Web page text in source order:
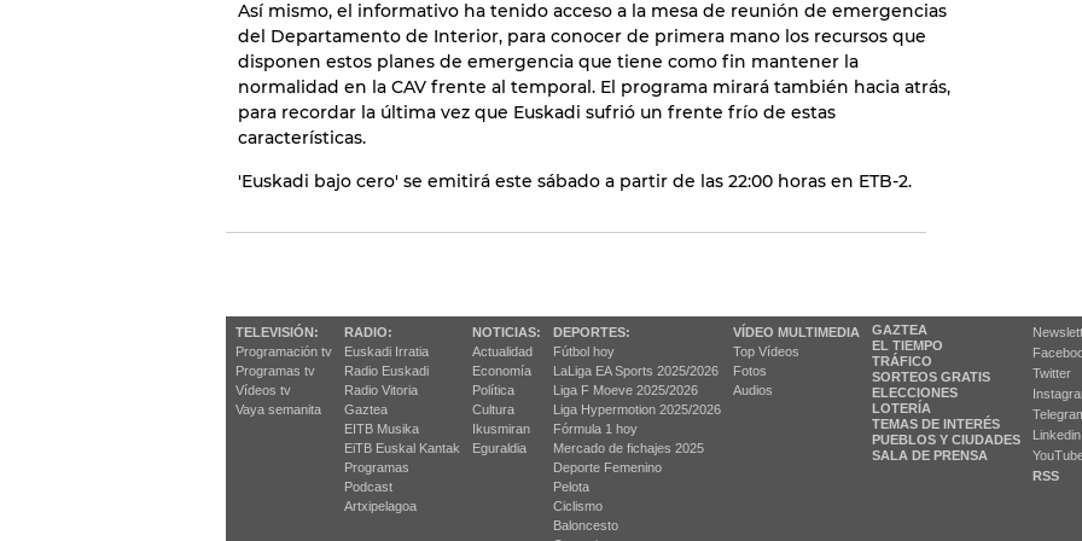
Así mismo, el informativo ha tenido acceso a la mesa de reunión de emergencias
del Departamento de Interior, para conocer de primera mano los recursos que
disponen estos planes de emergencia que tiene como fin mantener la
normalidad en la CAV frente al temporal. El programa mirará también hacia atrás,
para recordar la última vez que Euskadi sufrió un frente frío de estas
características.
'Euskadi bajo cero' se emitirá este sábado a partir de las 22:00 horas en ETB-2.
TELEVISIÓN:
Programación tv
Programas tv
Vídeos tv
Vaya semanita
RADIO:
Euskadi Irratia
Radio Euskadi
Radio Vitoria
Gaztea
EITB Musika
EiTB Euskal Kantak
Programas
Podcast
Artxipelagoa
NOTICIAS:
Actualidad
Economía
Política
Cultura
Ikusmiran
Eguraldia
DEPORTES:
Fútbol hoy
LaLiga EA Sports 2025/2026
Liga F Moeve 2025/2026
Liga Hypermotion 2025/2026
Fórmula 1 hoy
Mercado de fichajes 2025
Deporte Femenino
Pelota
Ciclismo
Baloncesto
VÍDEO MULTIMEDIA
Top Vídeos
Fotos
Audios
GAZTEA
EL TIEMPO
TRÁFICO
SORTEOS GRATIS
ELECCIONES
LOTERÍA
TEMAS DE INTERÉS
PUEBLOS Y CIUDADES
SALA DE PRENSA
Twitter
Linkedin
RSS